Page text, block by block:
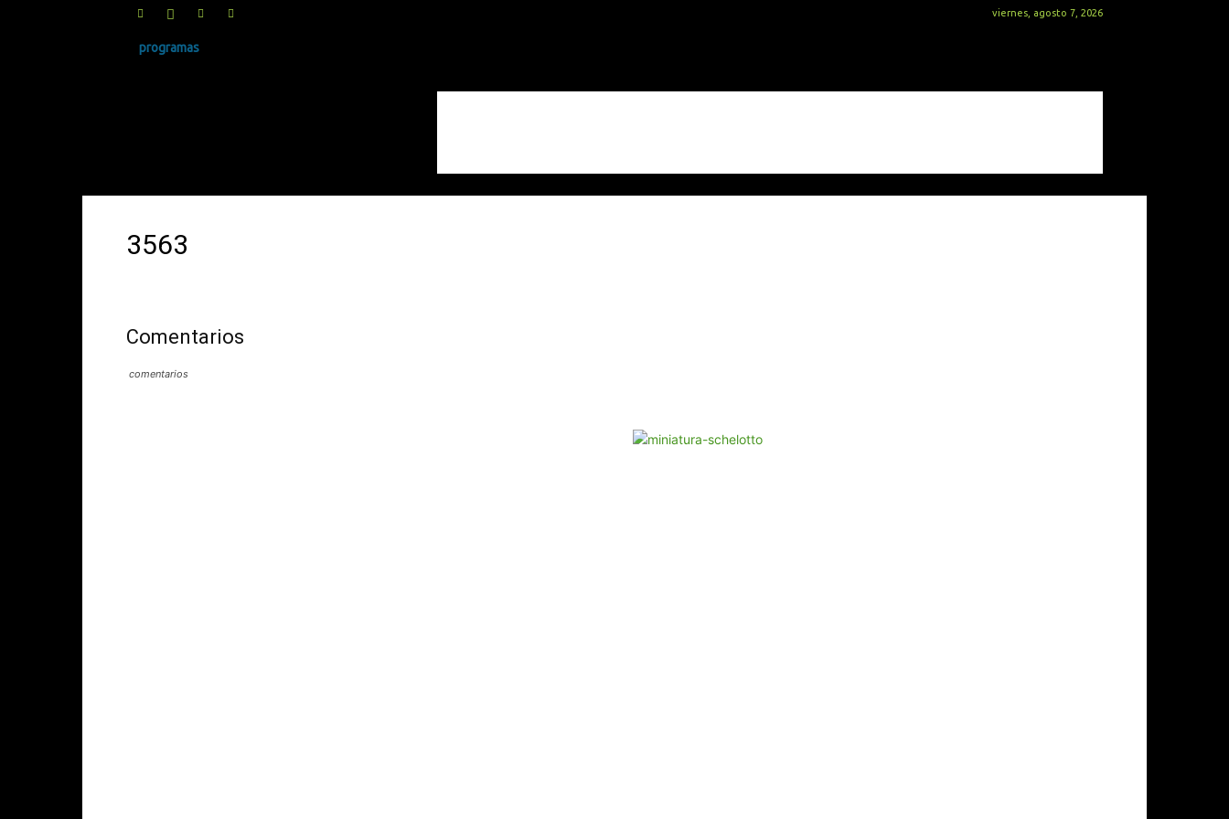
viernes, agosto 7, 2026
programas
3563
Comentarios
comentarios